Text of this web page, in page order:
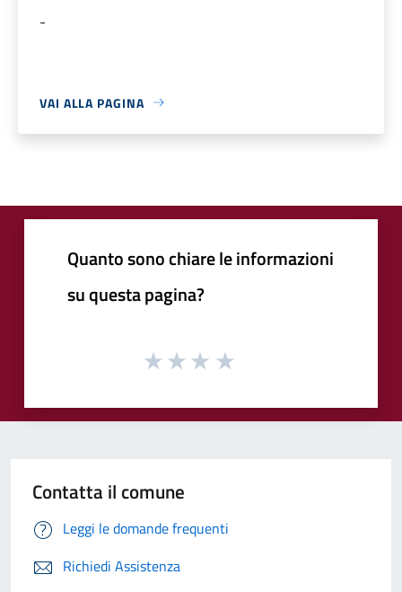
-
VAI ALLA PAGINA
Quanto sono chiare le informazioni
su questa pagina?
Contatta il comune
Leggi le domande frequenti
Richiedi Assistenza